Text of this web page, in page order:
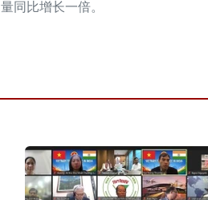
量同比增长一倍。